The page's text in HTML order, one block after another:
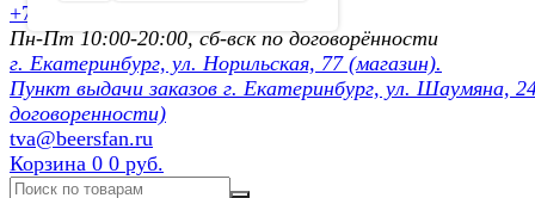
+7 (902) 872-54-70
Пн-Пт 10:00-20:00, сб-вск по договорённости
г. Екатеринбург, ул. Норильская, 77 (магазин).
Пункт выдачи заказов г. Екатеринбург, ул. Шаумяна,
договоренности)
tva@beersfan.ru
Корзина 0 0 руб.